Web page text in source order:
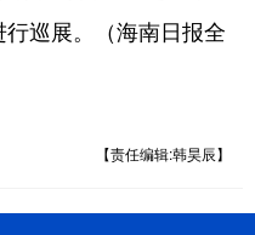
巡展。（海南日报全
【责任编辑:韩昊辰】